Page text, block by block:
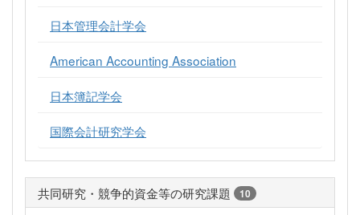
日本管理会計学会
American Accounting Association
日本簿記学会
国際会計研究学会
共同研究・競争的資金等の研究課題 10